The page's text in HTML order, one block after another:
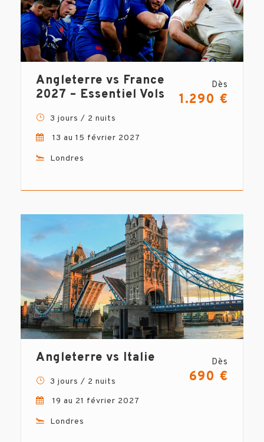
Angleterre vs France
2027 – Essentiel Vols
Dès
1.290 €
3 jours / 2 nuits
13 au 15 février 2027
Londres
Angleterre vs Italie Dès
690 €
3 jours / 2 nuits
19 au 21 février 2027
Londres